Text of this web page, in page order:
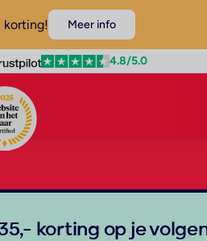
korting! Meer info
4.8/5.0
korting op je